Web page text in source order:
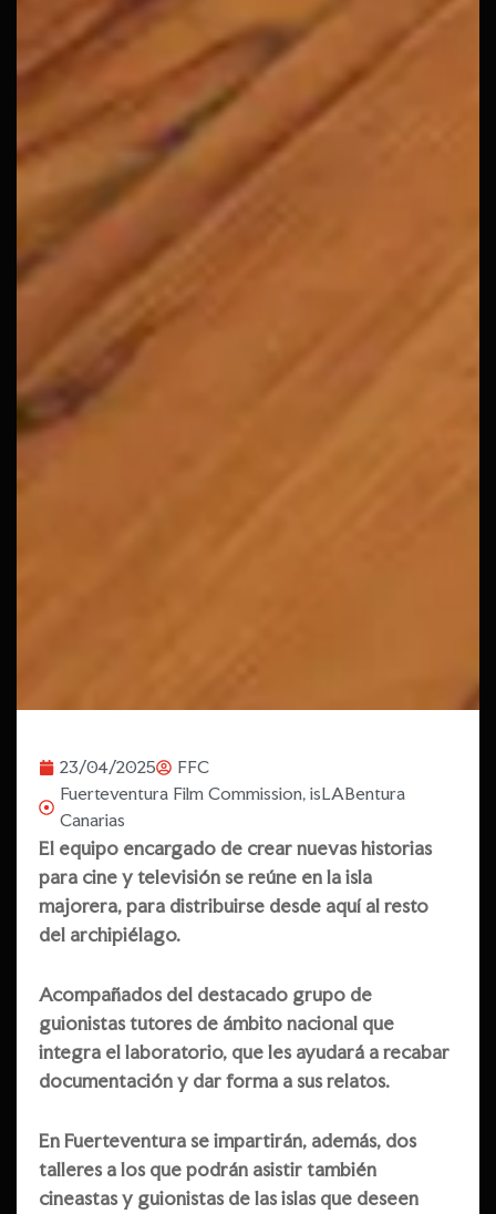
23/04/2025
FFC
Fuerteventura Film Commission, isLABentura
Canarias
El equipo encargado de crear nuevas historias
para cine y televisión se reúne en la isla
majorera, para distribuirse desde aquí al resto
del archipiélago.
Acompañados del destacado grupo de
guionistas tutores de ámbito nacional que
integra el laboratorio, que les ayudará a recabar
documentación y dar forma a sus relatos.
En Fuerteventura se impartirán, además, dos
talleres a los que podrán asistir también
cineastas y guionistas de las islas que deseen